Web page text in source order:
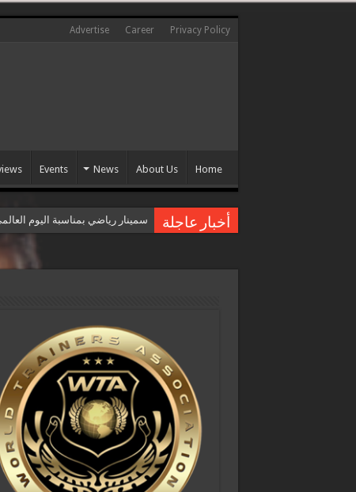
Privacy Policy
Career
Advertise
Home
About Us
News
Events
أخبار عاجلة سمينار رياضي بمناسبة اليوم